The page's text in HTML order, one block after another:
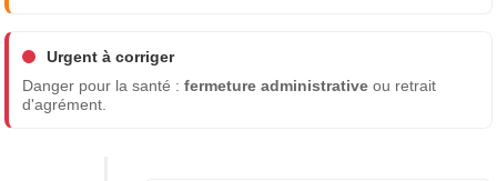
Urgent à corriger
Danger pour la santé :fermeture administrative ou retrait
d'agrément.